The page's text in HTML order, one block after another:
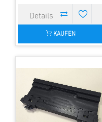
KAUFEN